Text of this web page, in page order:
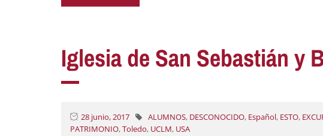
Iglesia de San Sebastián y
28 junio, 2017 ALUMNOS, DESCONOCIDO, Español, ESTO,
PATRIMONIO,Toledo, UCLM, USA